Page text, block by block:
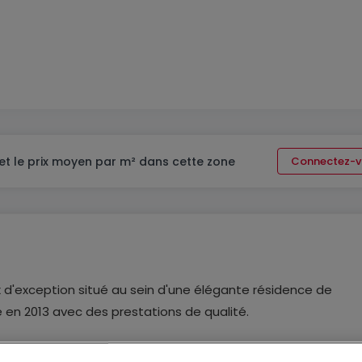
le prix moyen par m² dans cette zone Connectez-
situé au sein d'une élégante résidence de
2013 avec des prestations de qualité.
l'ancien et le confort contemporain, dans un